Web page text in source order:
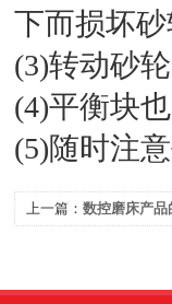
下而损坏
(3)转动砂
(4)平衡块
(5)随时注
上一篇： 数控磨床产品